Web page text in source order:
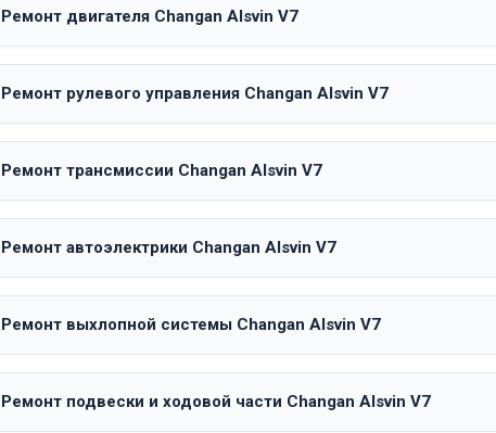
Ремонт двигателя Changan Alsvin V7
Ремонт рулевого управления Changan Alsvin V7
Ремонт трансмиссии Changan Alsvin V7
Ремонт автоэлектрики Changan Alsvin V7
Ремонт выхлопной системы Changan Alsvin V7
Ремонт подвески и ходовой части Changan Alsvin V7